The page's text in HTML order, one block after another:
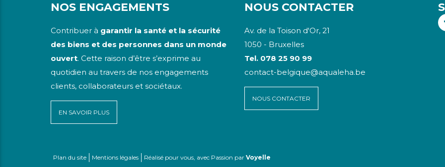
NOS ENGAGEMENTS
Contribuer à garantir la santé et la sécurité
des biens et des personnes dans un monde
ouvert. Cette raison d’être s’exprime au
quotidien au travers de nos engagements
clients, collaborateurs et sociétaux.
EN SAVOIR PLUS
NOUS CONTACTER
Av. de la Toison d'Or, 21
1050 - Bruxelles
Tel. 078 25 90 99
contact-belgique@aqualeha.be
NOUS CONTACTER
Plan du site Mentions légales Réalisé pour vous, avec Passion par Voyelle